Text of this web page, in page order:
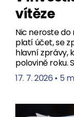
vítěze
Nic neroste
platí účet, se
hlavní zprávy,
polovině roku.
17. 7. 2026 • 5